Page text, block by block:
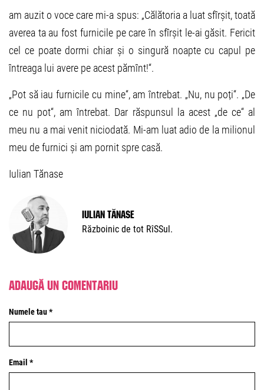
am auzit o voce care mi-a spus: „Călătoria a luat sfîrșit, toată
averea ta au fost furnicile pe care în sfîrșit le-ai găsit. Fericit
cel ce poate dormi chiar și o singură noapte cu capul pe
întreaga lui avere pe acest pămînt!“.
„Pot să iau furnicile cu mine“, am întrebat. „Nu, nu poți“. „De
ce nu pot“, am întrebat. Dar răspunsul la acest „de ce“ al
meu nu a mai venit niciodată. Mi-am luat adio de la milionul
meu de furnici și am pornit spre casă.
Iulian Tănase
Iulian Tănase
Războinic de tot RîSSul.
Adaugă un comentariu
Numele tau *
Email *